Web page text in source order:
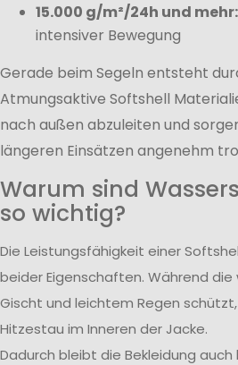
15.000 g/m²/24h und mehr:
intensiver Bewegung
Gerade beim Segeln entsteht
Atmungsaktive Softshell
nach außen abzuleiten und
längeren Einsätzen angenehm
Warum sind
so wichtig?
Die Leistungsfähigkeit einer
beider Eigenschaften. Während
Gischt und leichtem Regen
Hitzestau im Inneren der Jacke.
Dadurch bleibt die Bekleidung